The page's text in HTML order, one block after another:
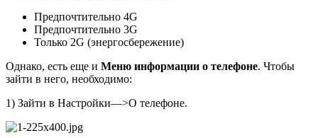
Предпочтительно 4G
Предпочтительно 3G
Только 2G (энергосбережение)
Однако, есть еще и Меню информации о телефоне. Чтобы
зайти в него, необходимо:
1) Зайти в Настройки—>О телефоне.